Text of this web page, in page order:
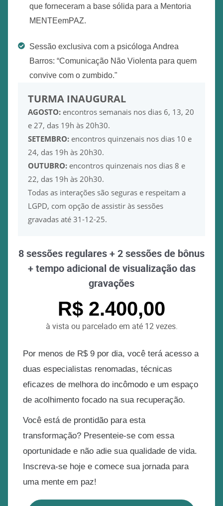
que forneceram a base sólida para a Mentoria
MENTEemPAZ.
Sessão exclusiva com a psicóloga Andrea
Barros: “Comunicação Não Violenta para quem
convive com o zumbido."
TURMA INAUGURAL
AGOSTO: encontros semanais nos dias 6, 13, 20
e 27, das 19h às 20h30.
SETEMBRO: encontros quinzenais nos dias 10 e
24, das 19h às 20h30.
OUTUBRO: encontros quinzenais nos dias 8 e
22, das 19h às 20h30.
Todas as interações são seguras e respeitam a
LGPD, com opção de assistir às sessões
gravadas até 31-12-25.
8 sessões regulares + 2 sessões de bônus
+ tempo adicional de visualização das
gravações
R$ 2.400,00
à vista ou parcelado em até 12 vezes.
Por menos de R$ 9 por dia, você terá acesso a
duas especialistas renomadas, técnicas
eficazes de melhora do incômodo e um espaço
de acolhimento focado na sua recuperação.
Você está de prontidão para esta
transformação? Presenteie-se com essa
oportunidade e não adie sua qualidade de vida.
Inscreva-se hoje e comece sua jornada para
uma mente em paz!